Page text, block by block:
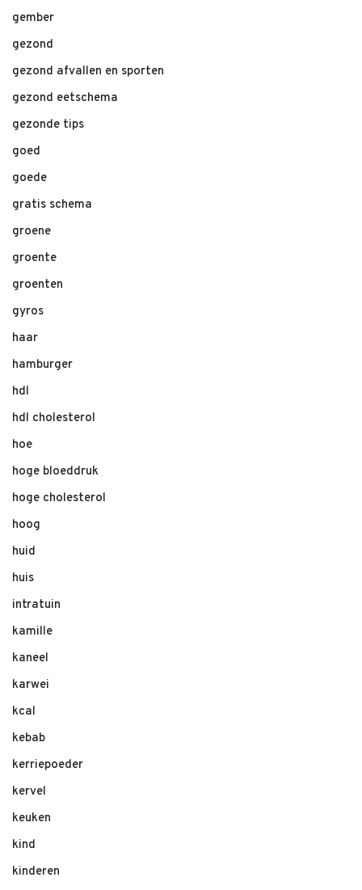
gember
gezond
gezond afvallen en sporten
gezond eetschema
gezonde tips
goed
goede
gratis schema
groene
groente
groenten
gyros
haar
hamburger
hdl
hdl cholesterol
hoe
hoge bloeddruk
hoge cholesterol
hoog
huid
huis
intratuin
kamille
kaneel
karwei
kcal
kebab
kerriepoeder
kervel
keuken
kind
kinderen